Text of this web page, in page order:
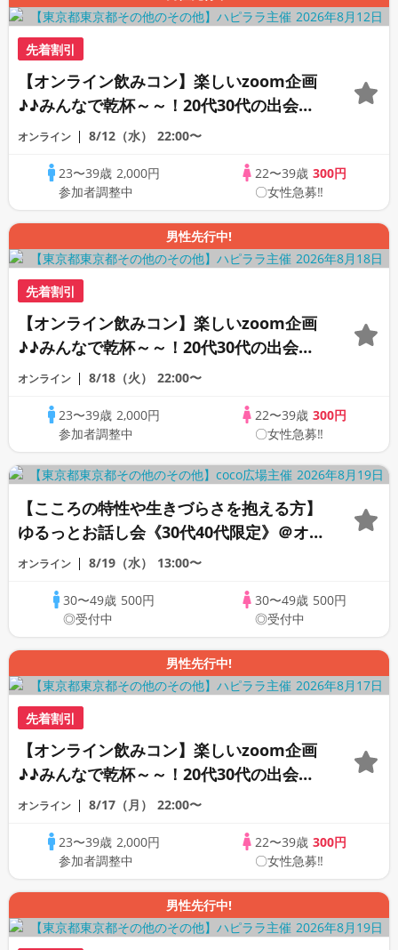
先着割引
【オンライン飲みコン】楽しいzoom企画
♪♪みんなで乾杯～～！20代30代の出会い
応援♪♪リモートパーティー♪♪友達作りか
う♪☆全国の方が対象☆司会進行あり♪♪♪
オンライン 8/12（水） 22:00〜
23〜39歳 2,000円
参加者調整中
22〜39歳 300円
〇女性急募‼
男性先行中!
先着割引
【オンライン飲みコン】楽しいzoom企画
♪♪みんなで乾杯～～！20代30代の出会い
応援♪♪リモートパーティー♪♪友達作りか
う♪☆全国の方が対象☆司会進行あり♪♪♪
オンライン 8/18（火） 22:00〜
23〜39歳 2,000円
参加者調整中
22〜39歳 300円
〇女性急募‼
【こころの特性や生きづらさを抱える方】
ゆるっとお話し会《30代40代限定》＠オン
ライン
オンライン 8/19（水） 13:00〜
30〜49歳 500円
◎受付中
30〜49歳 500円
◎受付中
男性先行中!
先着割引
【オンライン飲みコン】楽しいzoom企画
♪♪みんなで乾杯～～！20代30代の出会い
応援♪♪リモートパーティー♪♪友達作りか
う♪☆全国の方が対象☆司会進行あり♪♪♪
オンライン 8/17（月） 22:00〜
23〜39歳 2,000円
参加者調整中
22〜39歳 300円
〇女性急募‼
男性先行中!